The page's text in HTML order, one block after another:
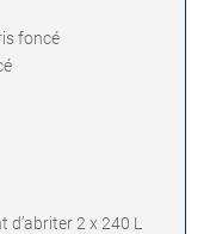
foncé
2 x 240 L